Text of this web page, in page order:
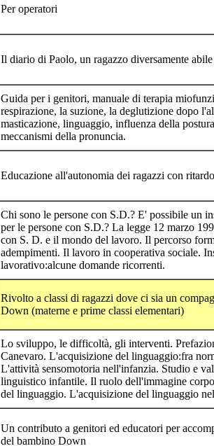
Per operatori
Il diario di Paolo, un ragazzo diversamente abile
Guida per i genitori, manuale di terapia
respirazione, la suzione, la deglutizione dopo
masticazione, linguaggio, influenza della
meccanismi della pronuncia.
Educazione all'autonomia dei ragazzi con
Chi sono le persone con S.D.? E' possibile un
per le persone con S.D.? La legge 12 marzo
con S. D. e il mondo del lavoro. Il percorso
adempimenti. Il lavoro in cooperativa sociale.
lavorativo:alcune domande ricorrenti.
Rivolto a classi di ragazzi dove ci sia un
Down (materne e prime classi elementari)
Lo sviluppo, le difficoltà, gli interventi.
Canevaro. L'acquisizione del linguaggio:fra
L'attività sensomotoria nell'infanzia. Studio e
linguistico infantile. Il ruolo dell'immagine
del linguaggio. L'acquisizione del linguaggio
Un contributo a genitori ed educatori per
del bambino Down